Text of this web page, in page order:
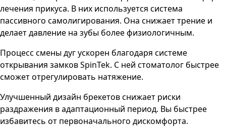
лечения прикуса. В них используется система
пассивного самолигирования. Она снижает трение и
делает давление на зубы более физиологичным.
Процесс смены дуг ускорен благодаря системе
открывания замков SpinTek. С ней стоматолог быстрее
сможет отрегулировать натяжение.
Улучшенный дизайн брекетов снижает риски
раздражения в адаптационный период. Вы быстрее
избавитесь от первоначального дискомфорта.